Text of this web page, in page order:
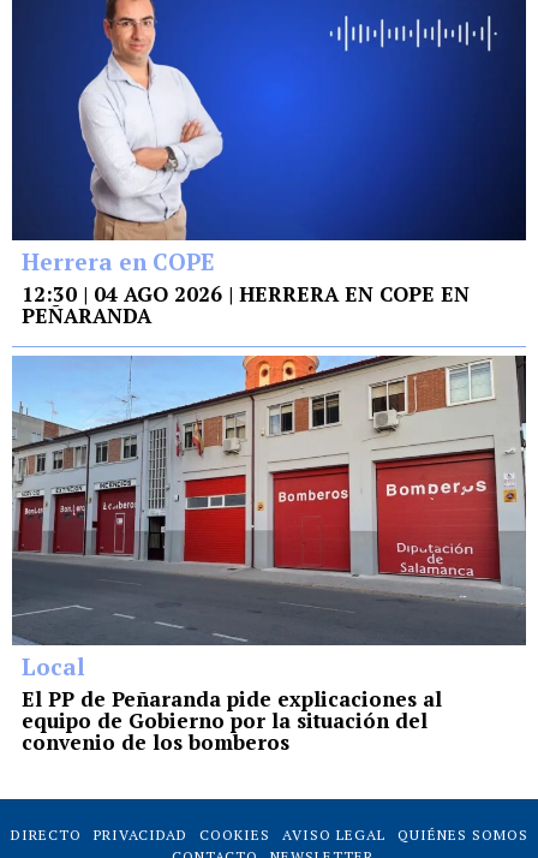
Herrera en COPE
12:30 | 04 AGO 2026 | HERRERA EN COPE EN
PEÑARANDA
Local
El PP de Peñaranda pide explicaciones al
equipo de Gobierno por la situación del
convenio de los bomberos
DIRECTO PRIVACIDAD COOKIES AVISO LEGAL
QUIÉNES SOMOS